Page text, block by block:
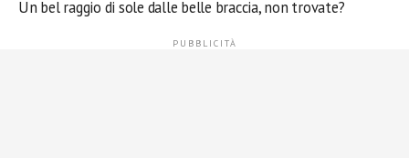
Un bel raggio di sole dalle belle braccia, non trovate?